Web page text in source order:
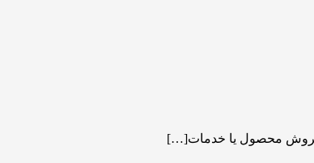
فروش محصول یا خدمات[…]